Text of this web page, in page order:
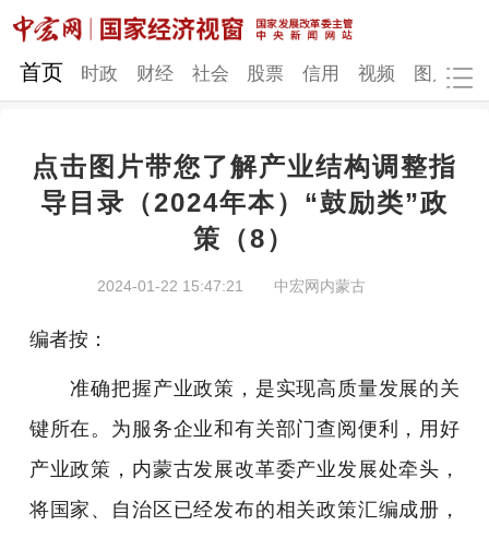
网站地图
时政 财经 社会 股票
视频
发改动态 中宏研究 营商环境
地方发展
首页 时政 财经 社会 股票 信用 视频 图片
点击图片带您了解产业结构调整指
导目录（2024年本）“鼓励类”政
策（8）
2024-01-22 15:47:21 中宏网内蒙古
编者按：
准确把握产业政策，是实现高质量发展的关
键所在。为服务企业和有关部门查阅便利，用好
产业政策，内蒙古发展改革委产业发展处牵头，
将国家、自治区已经发布的相关政策汇编成册，